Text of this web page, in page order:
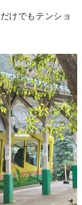
けでもテンショ